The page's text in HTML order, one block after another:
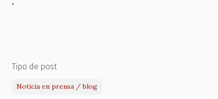
"
Tipo de post
Noticia en prensa / blog